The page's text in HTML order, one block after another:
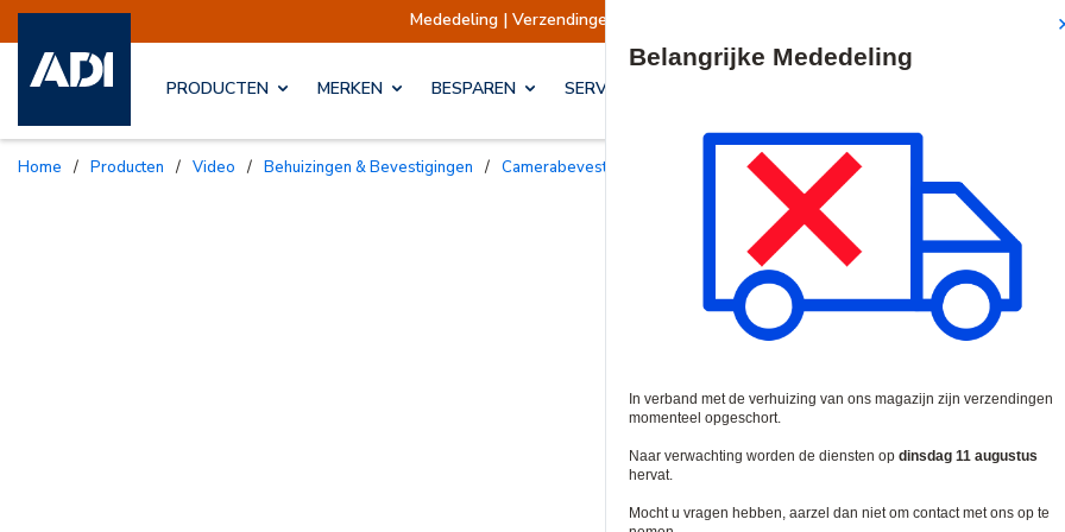
Mededeling | Verzendingen opgeschort Verzendingen worden op
PRODUCTEN MERKEN BESPAREN SERVICES & OPLOSSINGEN
Home / Producten / Video / Behuizingen & Bevestigingen / Camerabevestigingen